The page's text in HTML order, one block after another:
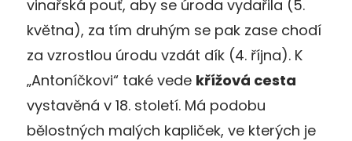
vinařská pouť, aby se úroda vydařila (5.
května), za tím druhým se pak zase chodí
za vzrostlou úrodu vzdát dík (4. října). K
„Antoníčkovi“ také vede křížová cesta
vystavěná v 18. století. Má podobu
bělostných malých kapliček, ve kterých je